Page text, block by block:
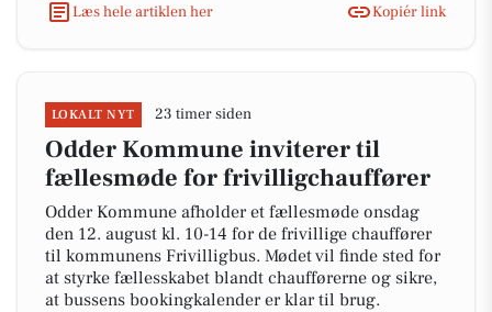
Læs hele artiklen her Kopiér link
LOKALT NYT 23 timer siden
Odder Kommune inviterer til
fællesmøde for frivilligchauffører
Odder Kommune afholder et fællesmøde onsdag
den 12. august kl. 10-14 for de frivillige chauffører
til kommunens Frivilligbus. Mødet vil finde sted for
at styrke fællesskabet blandt chaufførerne og sikre,
at bussens bookingkalender er klar til brug.